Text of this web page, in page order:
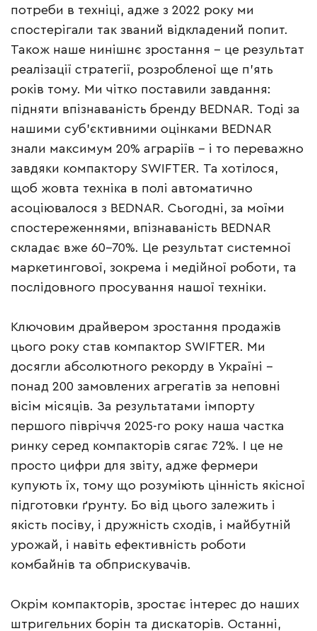
потреби в техніці, адже з 2022 року ми
спостерігали так званий відкладений попит.
Також наше нинішнє зростання – це результат
реалізації стратегії, розробленої ще п’ять
років тому. Ми чітко поставили завдання:
підняти впізнаваність бренду BEDNAR. Тоді за
нашими суб’єктивними оцінками BEDNAR
знали максимум 20% аграріїв – і то переважно
завдяки компактору SWIFTER. Та хотілося,
щоб жовта техніка в полі автоматично
асоціювалося з BEDNAR. Сьогодні, за моїми
спостереженнями, впізнаваність BEDNAR
складає вже 60–70%. Це результат системної
маркетингової, зокрема і медійної роботи, та
послідовного просування нашої техніки.
Ключовим драйвером зростання продажів
цього року став компактор SWIFTER. Ми
досягли абсолютного рекорду в Україні –
понад 200 замовлених агрегатів за неповні
вісім місяців. За результатами імпорту
першого півріччя 2025-го року наша частка
ринку серед компакторів сягає 72%. І це не
просто цифри для звіту, адже фермери
купують їх, тому що розуміють цінність якісної
підготовки ґрунту. Бо від цього залежить і
якість посіву, і дружність сходів, і майбутній
урожай, і навіть ефективність роботи
комбайнів та обприскувачів.
Окрім компакторів, зростає інтерес до наших
штригельних борін та дискаторів. Останні,